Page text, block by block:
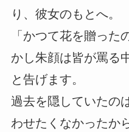
り、彼女のもとへ。
「かつて花を贈った
かし朱顔は皆が罵る
と告げます。
過去を隠していたの
わせたくなかったか